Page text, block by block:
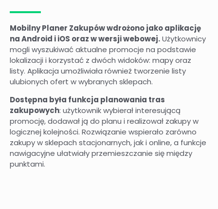
Mobilny Planer Zakupów wdrożono jako aplikację
na Android i iOS oraz w wersji webowej.Użytkownicy
mogli wyszukiwać aktualne promocje na podstawie
lokalizacji i korzystać z dwóch widoków: mapy oraz
listy. Aplikacja umożliwiała również tworzenie listy
ulubionych ofert w wybranych sklepach.
Dostępna była funkcja planowania tras
zakupowych: użytkownik wybierał interesującą
promocję, dodawał ją do planu i realizował zakupy w
logicznej kolejności. Rozwiązanie wspierało zarówno
zakupy w sklepach stacjonarnych, jak i online, a funkcje
nawigacyjne ułatwiały przemieszczanie się między
punktami.